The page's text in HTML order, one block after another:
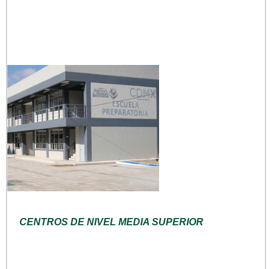
CENTROS DE NIVEL MEDIA SUPERIOR